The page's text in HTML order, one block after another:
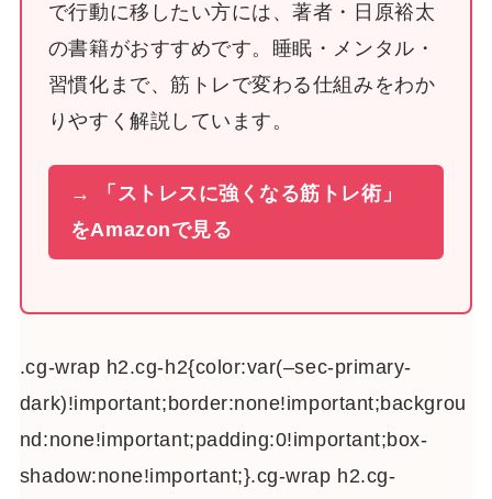
で行動に移したい方には、著者・日原裕太
の書籍がおすすめです。睡眠・メンタル・
習慣化まで、筋トレで変わる仕組みをわか
りやすく解説しています。
→ 「ストレスに強くなる筋トレ術」
をAmazonで見る
.cg-wrap h2.cg-h2{color:var(–sec-primary-
dark)!important;border:none!important;backgrou
nd:none!important;padding:0!important;box-
shadow:none!important;}.cg-wrap h2.cg-